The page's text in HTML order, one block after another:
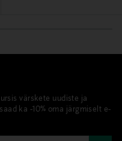
värskete uudiste ja
ka -10% oma järgmiselt e-